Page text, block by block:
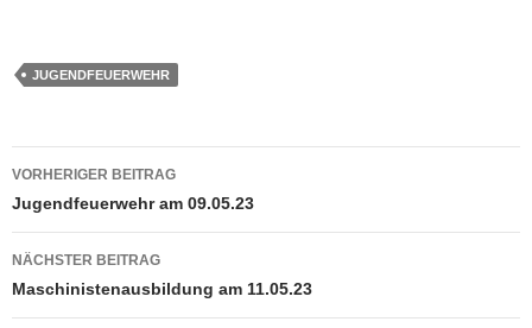
JUGENDFEUERWEHR
Beitragsnavigation
VORHERIGER BEITRAG
Jugendfeuerwehr am 09.05.23
NÄCHSTER BEITRAG
Maschinistenausbildung am 11.05.23